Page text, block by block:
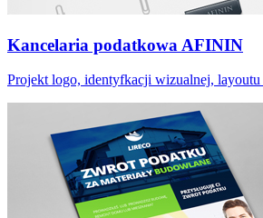
Kancelaria podatkowa AFININ
Projekt logo, identyfkacji wizualnej,